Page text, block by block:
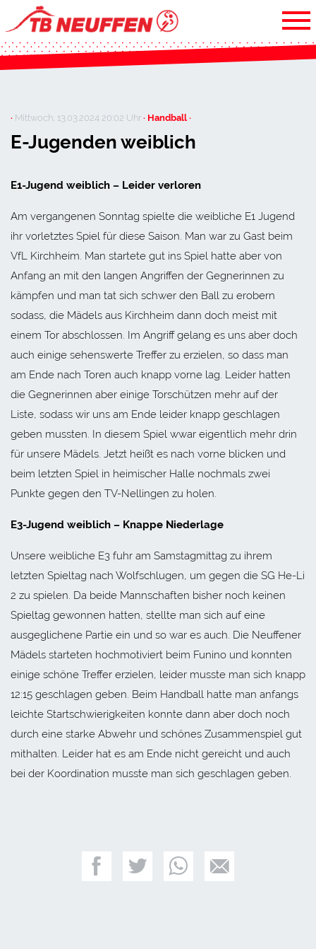
· Mittwoch, 13.03.2024 20:02 Uhr· Handball ·
E-Jugenden weiblich
E1-Jugend weiblich – Leider verloren
Am vergangenen Sonntag spielte die weibliche E1 Jugend
ihr vorletztes Spiel für diese Saison. Man war zu Gast beim
VfL Kirchheim. Man startete gut ins Spiel hatte aber von
Anfang an mit den langen Angriffen der Gegnerinnen zu
kämpfen und man tat sich schwer den Ball zu erobern
sodass, die Mädels aus Kirchheim dann doch meist mit
einem Tor abschlossen. Im Angriff gelang es uns aber doch
auch einige sehenswerte Treffer zu erzielen, so dass man
am Ende nach Toren auch knapp vorne lag. Leider hatten
die Gegnerinnen aber einige Torschützen mehr auf der
Liste, sodass wir uns am Ende leider knapp geschlagen
geben mussten. In diesem Spiel wwar eigentlich mehr drin
für unsere Mädels. Jetzt heißt es nach vorne blicken und
beim letzten Spiel in heimischer Halle nochmals zwei
Punkte gegen den TV-Nellingen zu holen.
E3-Jugend weiblich – Knappe Niederlage
Unsere weibliche E3 fuhr am Samstagmittag zu ihrem
letzten Spieltag nach Wolfschlugen, um gegen die SG He-Li
2 zu spielen. Da beide Mannschaften bisher noch keinen
Spieltag gewonnen hatten, stellte man sich auf eine
ausgeglichene Partie ein und so war es auch. Die Neuffener
Mädels starteten hochmotiviert beim Funino und konnten
einige schöne Treffer erzielen, leider musste man sich knapp
12:15 geschlagen geben. Beim Handball hatte man anfangs
leichte Startschwierigkeiten konnte dann aber doch noch
durch eine starke Abwehr und schönes Zusammenspiel gut
mithalten. Leider hat es am Ende nicht gereicht und auch
bei der Koordination musste man sich geschlagen geben.